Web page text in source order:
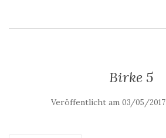
Birke 5
Veröffentlicht am 03/05/2017